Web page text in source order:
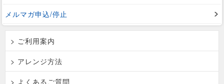
メルマガ申込/停止
> ご利用案内
> アレンジ方法
> よくあるご質問